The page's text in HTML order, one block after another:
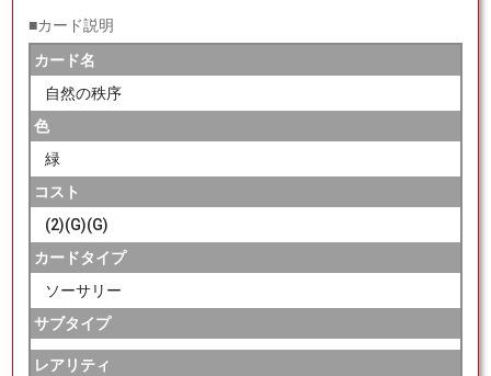
■カード説明
カード名
自然の秩序
色
緑
コスト
(2)(G)(G)
カードタイプ
ソーサリー
サブタイプ
レアリティ